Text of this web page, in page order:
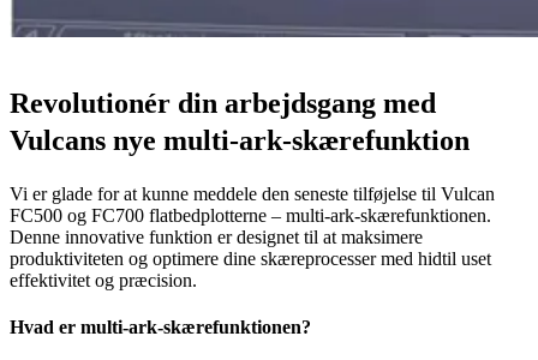
Revolutionér din arbejdsgang med
Vulcans nye multi-ark-skærefunktion
Vi er glade for at kunne meddele den seneste tilføjelse til Vulcan
FC500 og FC700 flatbedplotterne – multi-ark-skærefunktionen.
Denne innovative funktion er designet til at maksimere
produktiviteten og optimere dine skæreprocesser med hidtil uset
effektivitet og præcision.
Hvad er multi-ark-skærefunktionen?